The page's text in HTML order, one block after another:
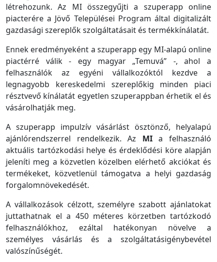
létrehozunk. Az MI összegyűjti a szuperapp online
piacterére a Jövő Települései Program által digitalizált
gazdasági szereplők szolgáltatásait és termékkínálatát.
Ennek eredményeként a szuperapp egy MI-alapú online
piactérré válik - egy magyar „Temuvá” -, ahol a
felhasználók az egyéni vállalkozóktól kezdve a
legnagyobb kereskedelmi szereplőkig minden piaci
résztvevő kínálatát egyetlen szuperappban érhetik el és
vásárolhatják meg.
A szuperapp impulzív vásárlást ösztönző, helyalapú
ajánlórendszerrel rendelkezik. Az MIa felhasználó
aktuális tartózkodási helye és érdeklődési köre alapján
jeleníti meg a közvetlen közelben elérhető akciókat és
termékeket, közvetlenül támogatva a helyi gazdaság
forgalomnövekedését.
A vállalkozások célzott, személyre szabott ajánlatokat
juttathatnak el a 450 méteres körzetben tartózkodó
felhasználókhoz, ezáltal hatékonyan növelve a
személyes vásárlás és a szolgáltatásigénybevétel
valószínűségét.